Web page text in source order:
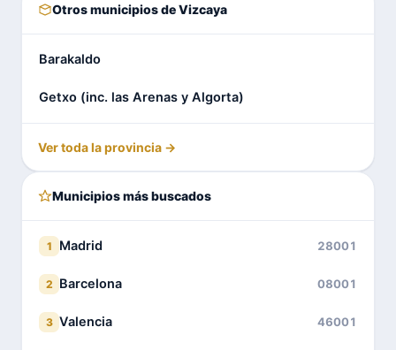
Otros municipios de Vizcaya
Barakaldo
Getxo (inc. las Arenas y Algorta)
Ver toda la provincia →
Municipios más buscados
1 Madrid 28001
2 Barcelona 08001
3 Valencia 46001